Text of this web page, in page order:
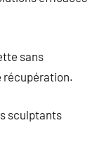
sans
récupération.
sculptants